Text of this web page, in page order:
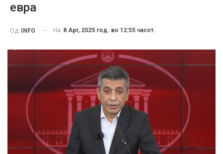
евра
Од INFO На 8 Apr, 2025 год. во 12:55 часот.